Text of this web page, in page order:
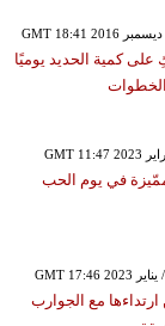
كمية الحديد يوميًا
في يوم الحب
مع الجوارب